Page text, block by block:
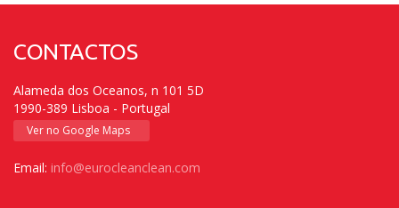
CONTACTOS
Alameda dos Oceanos, n 101 5D
1990-389 Lisboa - Portugal
Ver no Google Maps
Email: info@eurocleanclean.com